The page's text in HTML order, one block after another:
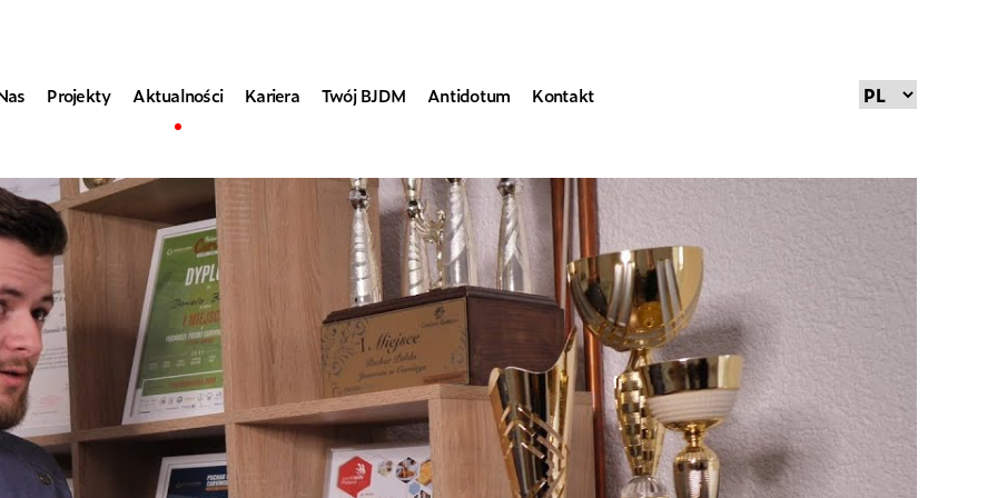
Projekty Aktualności Kariera Twój BJDM Antidotum Kontakt